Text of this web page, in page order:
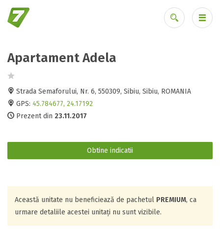
Apartament Adela
Strada Semaforului, Nr. 6, 550309, Sibiu, Sibiu, ROMANIA
GPS: 45.784677, 24.17192
Prezent din 23.11.2017
Obtine indicatii
Această unitate nu beneficiează de pachetul PREMIUM, ca
urmare detaliile acestei unitați nu sunt vizibile.